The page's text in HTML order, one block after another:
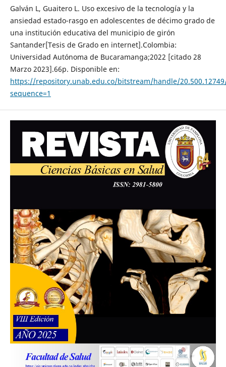
Galván L, Guaitero L. Uso excesivo de la tecnología y la
ansiedad estado-rasgo en adolescentes de décimo grado de
una institución educativa del municipio de girón
Santander[Tesis de Grado en internet].Colombia:
Universidad Autónoma de Bucaramanga;2022 [citado 28
Marzo 2023].66p. Disponible en:
https://repository.unab.edu.co/bitstream/handle/20.500.12749/
sequence=1